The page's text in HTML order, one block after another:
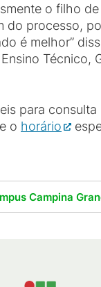
o filho
do processo,
é melhor”
Técnico,
para consulta
e o horário
Campina